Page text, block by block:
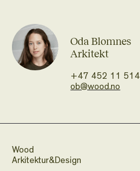
Oda Blomnes
Arkitekt
+47 452 11 514
ob@wood.no
Wood
Arkitektur&Design